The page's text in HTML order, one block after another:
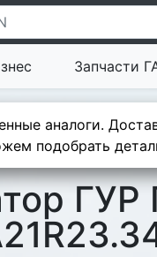
Запчасти
аналоги.
подобрать
ГУР